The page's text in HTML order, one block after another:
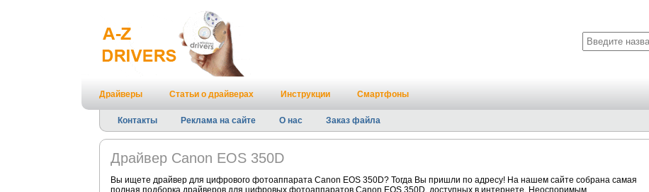
Драйверы Статьи о драйверах Инструкции Смартфоны
Контакты Реклама на сайте О нас Заказ файла
Драйвер Canon EOS 350D
Вы ищете драйвер для цифрового фотоаппарата Canon EOS 350D? Тогда Вы пришли по адресу! На нашем сайте собрана самая
полная подборка драйверов для цифровых фотоаппаратов Canon EOS 350D, доступных в интернете. Неоспоримым